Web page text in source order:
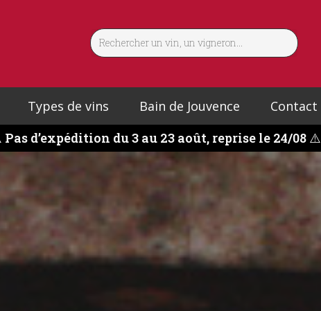
Types de vins Bain de Jouvence Contact
Pas d’expédition du 3 au 23 août, reprise le 24/08⚠️